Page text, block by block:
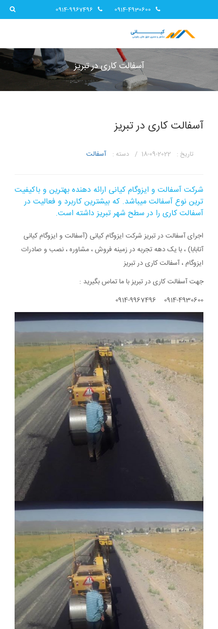
0914-4930600
0914-9967496
آسفالت کاری در تبریز
آسفالت کاری در تبریز
تاریخ : 2022-09-18 / دسته : آسفالت
شرکت آسفالت و ایزوگام کیانی ارائه دهنده بهترین و باکیفیت
ترین نوع آسفالت میباشد. که بیشترین کاربرد و فعالیت در
آسفالت کاری را در سطح شهر تبریز داشته است.
اجرای آسفالت در تبریز شرکت ایزوگام کیانی (آسفالت و ایزوگام کیانی
آتابابا) ، با یک دهه تجربه در زمینه فروش ، مشاوره ، نصب و صادرات
ایزوگام ، آسفالت کاری در تبریز
جهت آسفالت کاری در تبریز با ما تماس بگیرید :
0914-4930600 0914-9967496